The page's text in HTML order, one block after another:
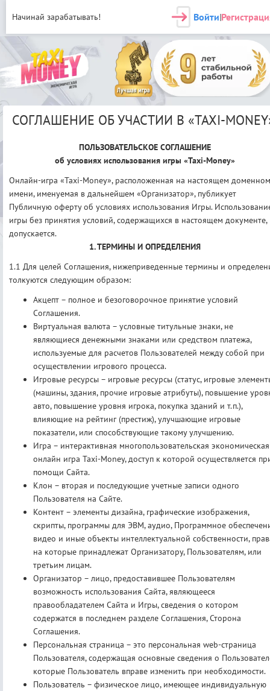
Начинай зарабатывать! Войти|
СОГЛАШЕНИЕ ОБ УЧАСТИИ В «TAXI-
ПОЛЬЗОВАТЕЛЬСКОЕ СОГЛАШЕНИЕ
об условиях использования игры «Taxi-Money»
Онлайн-игра «Taxi-Money», расположенная на настоящем доменном
имени, именуемая в дальнейшем «Организатор», публикует
Публичную оферту об условиях использования Игры.
игры без принятия условий, содержащихся в настоящем документе,
допускается.
1. ТЕРМИНЫ И ОПРЕДЕЛЕНИЯ
1.1 Для целей Соглашения, нижеприведенные термины и
толкуются следующим образом:
Акцепт – полное и безоговорочное принятие условий
Соглашения.
Виртуальная валюта – условные титульные знаки, не
являющиеся денежными знаками или средством платежа,
используемые для расчетов Пользователей между собой при
осуществлении игрового процесса.
Игровые ресурсы – игровые ресурсы (статус, игровые
(машины, здания, прочие игровые атрибуты), повышение
авто, повышение уровня игрока, покупка зданий и т.п.),
влияющие на рейтинг (престиж), улучшающие игровые
показатели, или способствующие такому улучшению.
Игра – интерактивная многопользовательская экономическая
онлайн игра Taxi-Money, доступ к которой осуществляется
помощи Сайта.
Клон – вторая и последующие учетные записи одного
Пользователя на Сайте.
Контент – элементы дизайна, графические изображения,
скрипты, программы для ЭВМ, аудио, Программное
видео и иные объекты интеллектуальной собственности,
на которые принадлежат Организатору, Пользователям, или
третьим лицам.
Организатор – лицо, предоставившее Пользователям
возможность использования Сайта, являющееся
правообладателем Сайта и Игры, сведения о котором
содержатся в последнем разделе Соглашения, Сторона
Соглашения.
Персональная страница – это персональная web-страница
Пользователя, содержащая основные сведения о
которые Пользователь вправе изменить при необходимости.
Пользователь – физическое лицо, имеющее индивидуальную